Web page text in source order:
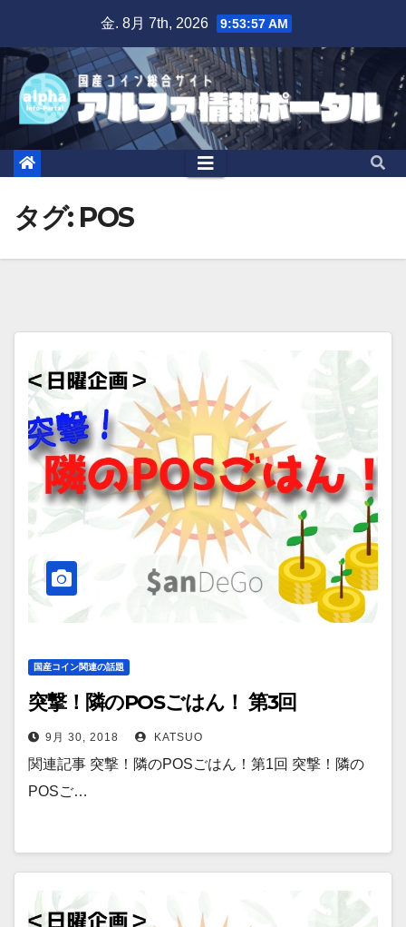
content
金. 8月 7th, 2026 9:53:57 AM
タグ: POS
国産コイン関連の話題
突撃！隣のPOSごはん！ 第3回
9月 30, 2018 KATSUO
関連記事 突撃！隣のPOSごはん！第1回 突撃！隣の
POSご…